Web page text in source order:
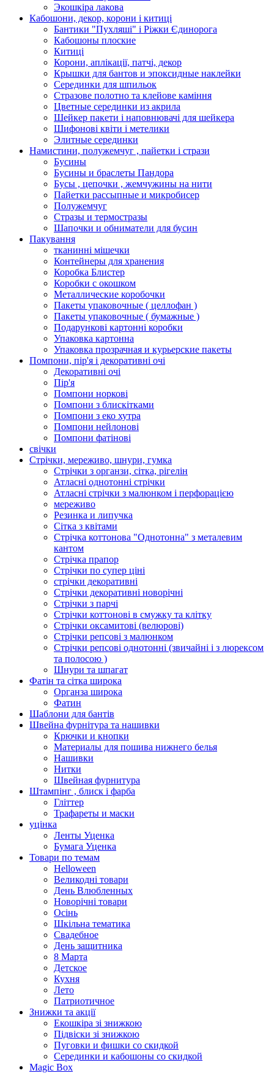
Экошкiра лакова
Кабошони, декор, корони і китиці
Бантики "Пухляші" і Ріжки Єдинорога
Кабошоны плоские
Китиці
Корони, аплікації, патчі, декор
Крышки для бантов и эпоксидные наклейки
Серединки для шпильок
Стразове полотно та клейове каміння
Цветные серединки из акрила
Шейкер пакети і наповнювачі для шейкера
Шифонові квіти і метелики
Элитные серединки
Намистини, полужемчуг , пайетки і стрази
Бусины
Бусины и браслеты Пандора
Бусы , цепочки , жемчужины на нити
Пайетки рассыпные и микробисер
Полужемчуг
Стразы и термостразы
Шапочки и обниматели для бусин
Пакування
тканинні мішечки
Контейнеры для хранения
Коробка Блистер
Коробки с окошком
Металлические коробочки
Пакеты упаковочные ( целлофан )
Пакеты упаковочные ( бумажные )
Подарункові картонні коробки
Упаковка картонна
Упаковка прозрачная и курьерские пакеты
Помпони, пір'я і декоративні очі
Декоративні очі
Пір'я
Помпони норкові
Помпони з блискітками
Помпони з еко хутра
Помпони нейлонові
Помпони фатінові
свічки
Стрічки, мереживо, шнури, гумка
Стрічки з органзи, сітка, рігелін
Атласні однотонні стрічки
Атласні стрічки з малюнком і перфорацією
мереживо
Резинка и липучка
Сітка з квітами
Стрічка коттонова "Однотонна" з металевим
кантом
Стрічка прапор
Стрічки по супер ціні
стрічки декоративні
Стрічки декоративні новорічні
Стрічки з парчі
Стрічки коттонові в смужку та клітку
Стрічки оксамитові (велюрові)
Стрічки репсові з малюнком
Стрічки репсові однотонні (звичайні і з люрексом
та полосою )
Шнури та шпагат
Фатін та сітка широка
Органза широка
Фатин
Шаблони для бантів
Швейна фурнітура та нашивки
Крючки и кнопки
Материалы для пошива нижнего белья
Нашивки
Нитки
Швейная фурнитура
Штампінг , блиск і фарба
Гліттер
Трафареты и маски
уцінка
Ленты Уценка
Бумага Уценка
Товари по темам
Helloween
Великодні товари
День Влюбленных
Новорічні товари
Осінь
Шкільна тематика
Свадебное
День защитника
8 Марта
Детское
Кухня
Лето
Патриотичное
Знижки та акції
Екошкіра зі знижкою
Підвіски зі знижкою
Пуговки и фишки со скидкой
Серединки и кабошоны со скидкой
Magic Box